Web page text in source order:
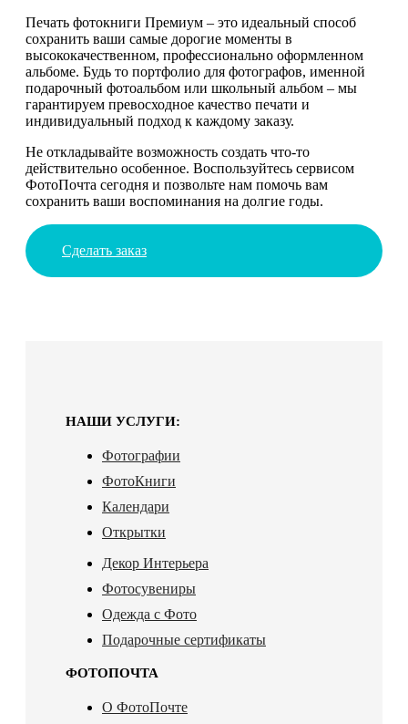
Печать фотокниги Премиум – это идеальный способ
сохранить ваши самые дорогие моменты в
высококачественном, профессионально оформленном
альбоме. Будь то портфолио для фотографов, именной
подарочный фотоальбом или школьный альбом – мы
гарантируем превосходное качество печати и
индивидуальный подход к каждому заказу.
Не откладывайте возможность создать что-то
действительно особенное. Воспользуйтесь сервисом
ФотоПочта сегодня и позвольте нам помочь вам
сохранить ваши воспоминания на долгие годы.
Сделать заказ
НАШИ УСЛУГИ:
Фотографии
ФотоКниги
Календари
Открытки
Декор Интерьера
Фотосувениры
Одежда с Фото
Подарочные сертификаты
ФОТОПОЧТА
О ФотоПочте